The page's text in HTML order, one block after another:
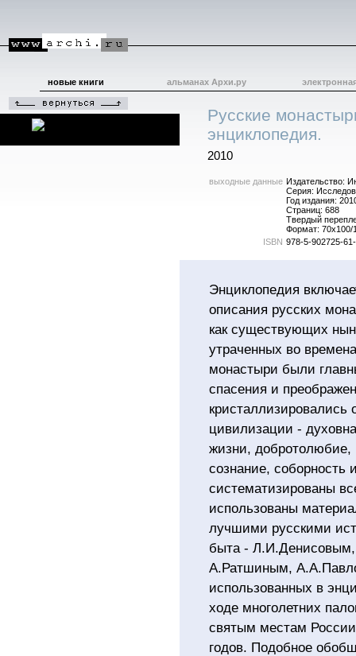
новые книги альманах Архи.ру
Русские
энциклопедия.
2010
выходные данные Издательство:
Серия:
Год издания:
Страниц: 688
Твердый
Формат: 70x100/
ISBN 978-5-902725-
Энциклопедия
описания русских
как существующих
утраченных во
монастыри были
спасения и
кристаллизировались
цивилизации -
жизни, добротолюбие,
сознание, соборность
систематизированы
использованы
лучшими русскими
быта -
А.Ратшиным,
использованных в
ходе многолетних
святым местам
годов. Подобное